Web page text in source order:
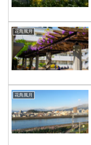
花鳥風月
花鳥風月